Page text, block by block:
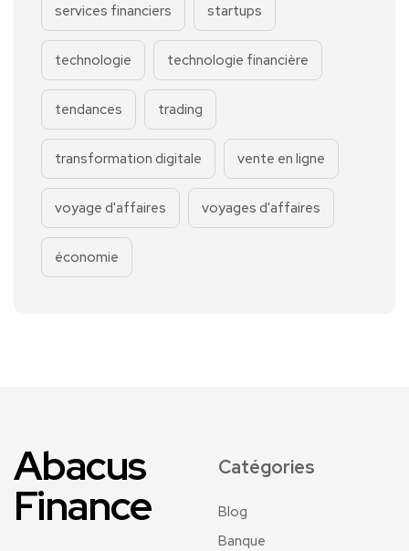
services financiers startups
technologie technologie financière
tendances trading
transformation digitale vente en ligne
voyage d'affaires voyages d'affaires
économie
Abacus
Finance
Catégories
Blog
Banque